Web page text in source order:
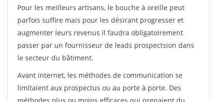
Pour les meilleurs artisans, le bouche à oreille peut
parfois suffire mais pour les désirant progresser et
augmenter leurs revenus il faudra obligatoirement
passer par un fournisseur de leads prospectsion dans
le secteur du bâtiment.
Avant internet, les méthodes de communication se
limitaient aux prospectus ou au porte à porte. Des